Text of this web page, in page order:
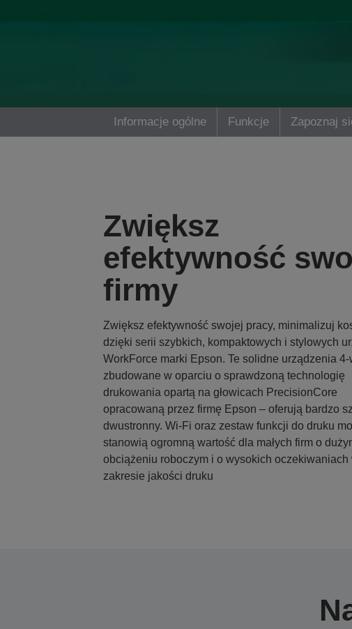
Informacje ogólne Funkcje Zapoznaj
Zwiększ
efektywność
firmy
Zwiększ efektywność swojej pracy, minimalizuj
dzięki serii szybkich, kompaktowych i stylowych
WorkForce marki Epson. Te solidne urządzenia 4-
zbudowane w oparciu o sprawdzoną technologię
drukowania opartą na głowicach PrecisionCore
opracowaną przez firmę Epson – oferują bardzo
dwustronny. Wi-Fi oraz zestaw funkcji do druku
stanowią ogromną wartość dla małych firm o
obciążeniu roboczym i o wysokich oczekiwaniach
zakresie jakości druku